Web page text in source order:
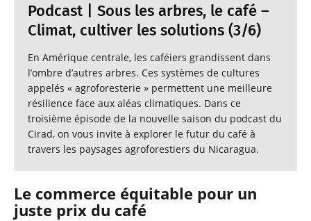
Podcast | Sous les arbres, le café –
Climat, cultiver les solutions (3/6)
En Amérique centrale, les caféiers grandissent dans
l’ombre d’autres arbres. Ces systèmes de cultures
appelés « agroforesterie » permettent une meilleure
résilience face aux aléas climatiques. Dans ce
troisième épisode de la nouvelle saison du podcast du
Cirad, on vous invite à explorer le futur du café à
travers les paysages agroforestiers du Nicaragua.
Le commerce équitable pour un
juste prix du café